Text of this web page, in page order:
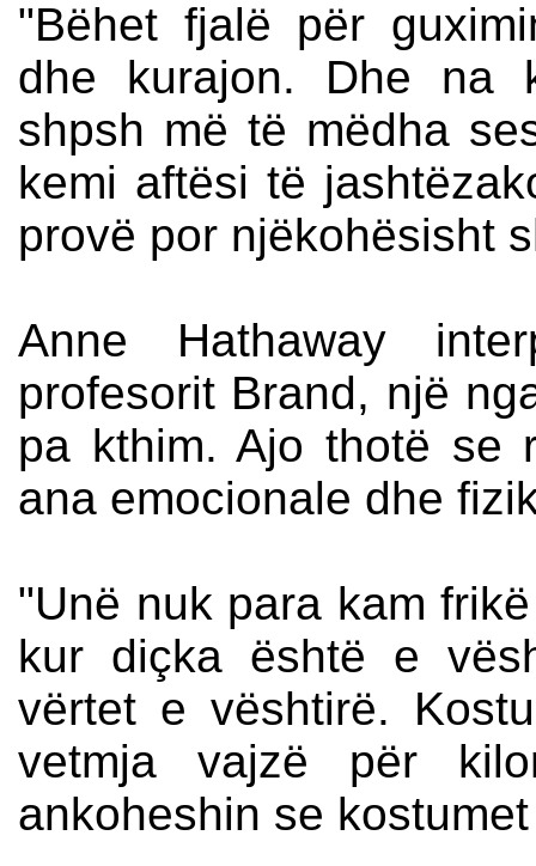
"Bëhet fjalë për
dhe kurajon. Dhe na
shpsh më të mëdha
kemi aftësi të
provë por njëkohësisht
Anne Hathaway
profesorit Brand, një
pa kthim. Ajo thotë se
ana emocionale dhe
"Unë nuk para kam
kur diçka është e
vërtet e vështirë.
vetmja vajzë për
ankoheshin se